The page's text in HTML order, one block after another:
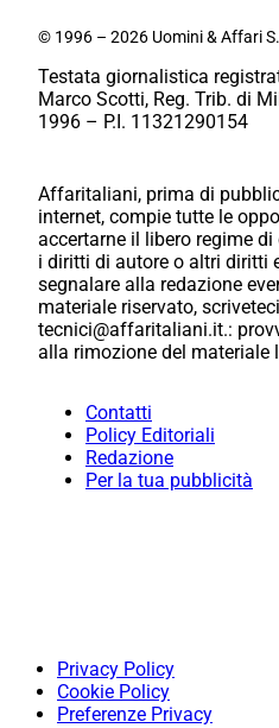
© 1996 – 2026 Uomini & Affari
Testata giornalistica
Marco Scotti, Reg. Trib. di
1996 – P.I. 11321290154
Affaritaliani, prima di
internet, compie tutte le
accertarne il libero regime
i diritti di autore o altri diritti
segnalare alla redazione
materiale riservato,
tecnici@affaritaliani.it.:
alla rimozione del materiale
Contatti
Policy Editoriali
Redazione
Per la tua pubblicità
Privacy Policy
Cookie Policy
Preferenze Privacy